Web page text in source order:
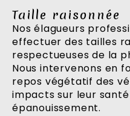
Taille raisonnée
Nos élagueurs
effectuer des tailles
respectueuses de la
Nous intervenons en
repos végétatif des
impacts sur leur
épanouissement.